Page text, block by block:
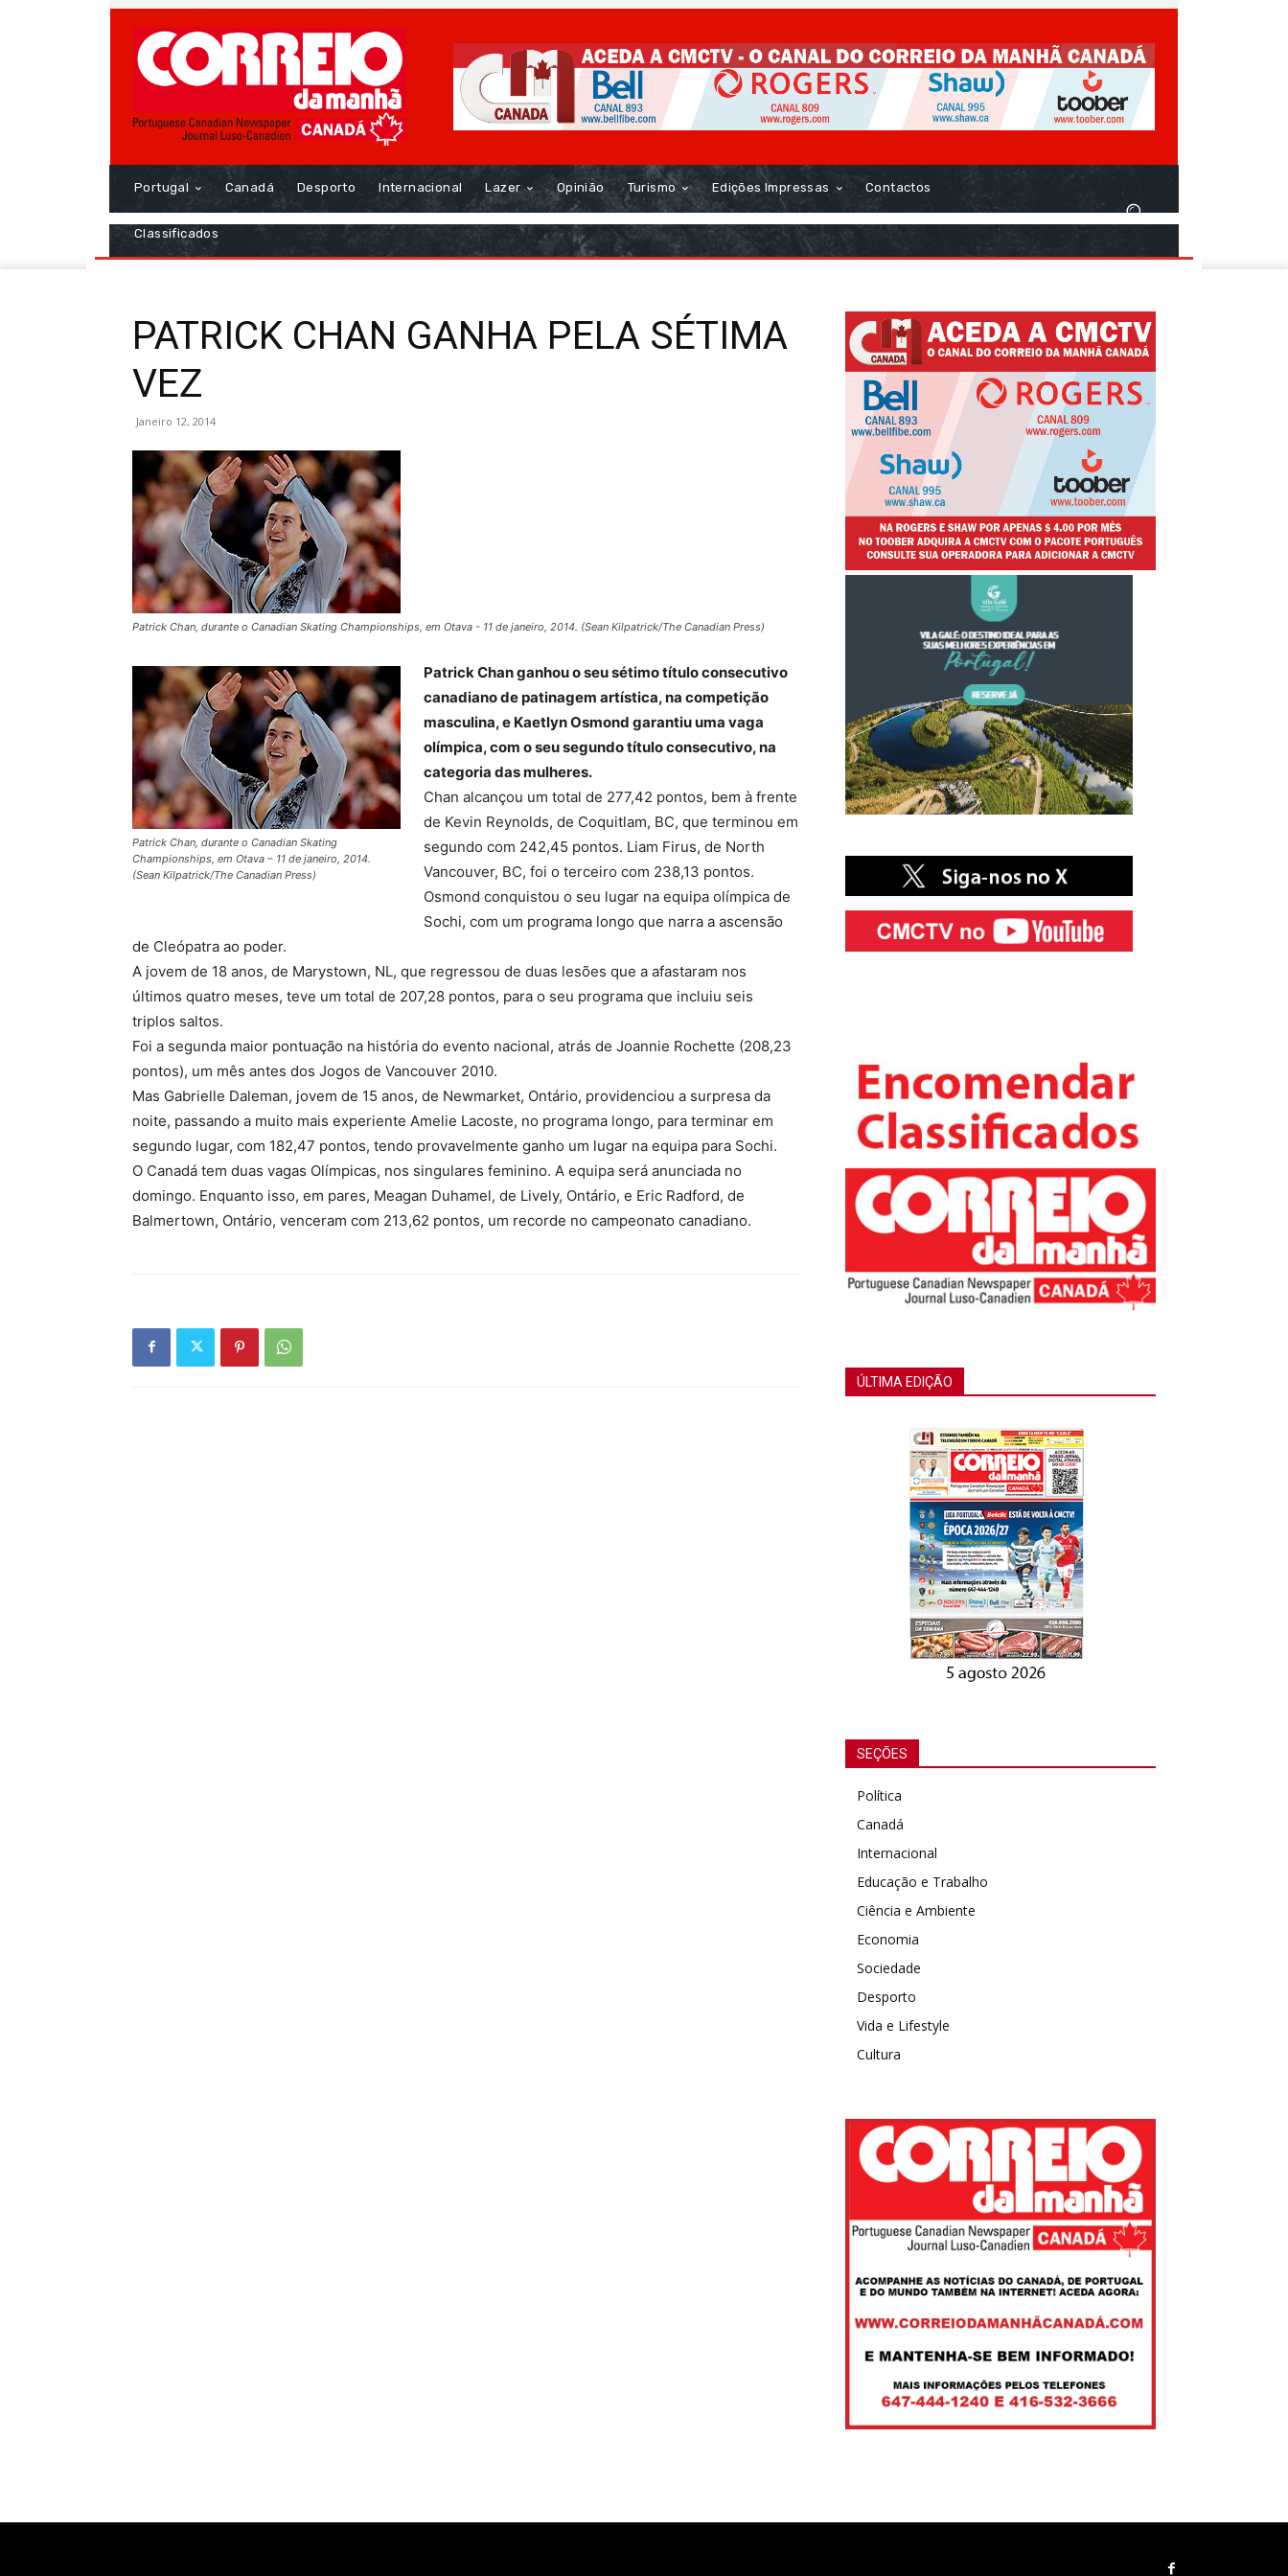
Portugal Canadá Desporto Internacional Lazer Opinião Turismo Edições Impressas Contactos
Classificados
PATRICK CHAN GANHA PELA SÉTIMA
VEZ
Janeiro 12, 2014
Patrick Chan, durante o Canadian Skating Championships, em Otava - 11 de janeiro, 2014. (Sean Kilpatrick/The Canadian Press)
Patrick Chan, durante o Canadian Skating
Championships, em Otava – 11 de janeiro, 2014.
(Sean Kilpatrick/The Canadian Press)
Patrick Chan ganhou o seu sétimo título consecutivo
canadiano de patinagem artística, na competição
masculina, e Kaetlyn Osmond garantiu uma vaga
olímpica, com o seu segundo título consecutivo, na
categoria das mulheres.
Chan alcançou um total de 277,42 pontos, bem à frente
de Kevin Reynolds, de Coquitlam, BC, que terminou em
segundo com 242,45 pontos. Liam Firus, de North
Vancouver, BC, foi o terceiro com 238,13 pontos.
Osmond conquistou o seu lugar na equipa olímpica de
Sochi, com um programa longo que narra a ascensão
de Cleópatra ao poder.
A jovem de 18 anos, de Marystown, NL, que regressou de duas lesões que a afastaram nos
últimos quatro meses, teve um total de 207,28 pontos, para o seu programa que incluiu seis
triplos saltos.
Foi a segunda maior pontuação na história do evento nacional, atrás de Joannie Rochette (208,23
pontos), um mês antes dos Jogos de Vancouver 2010.
Mas Gabrielle Daleman, jovem de 15 anos, de Newmarket, Ontário, providenciou a surpresa da
noite, passando a muito mais experiente Amelie Lacoste, no programa longo, para terminar em
segundo lugar, com 182,47 pontos, tendo provavelmente ganho um lugar na equipa para Sochi.
O Canadá tem duas vagas Olímpicas, nos singulares feminino. A equipa será anunciada no
domingo. Enquanto isso, em pares, Meagan Duhamel, de Lively, Ontário, e Eric Radford, de
Balmertown, Ontário, venceram com 213,62 pontos, um recorde no campeonato canadiano.
ÚLTIMA EDIÇÃO
SEÇÕES
Política
Canadá
Internacional
Educação e Trabalho
Ciência e Ambiente
Economia
Sociedade
Desporto
Vida e Lifestyle
Cultura